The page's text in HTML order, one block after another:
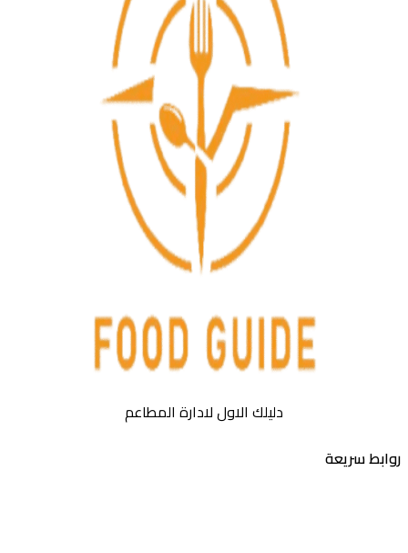
دليلك الاول لادارة المطاعم
روابط سريعة